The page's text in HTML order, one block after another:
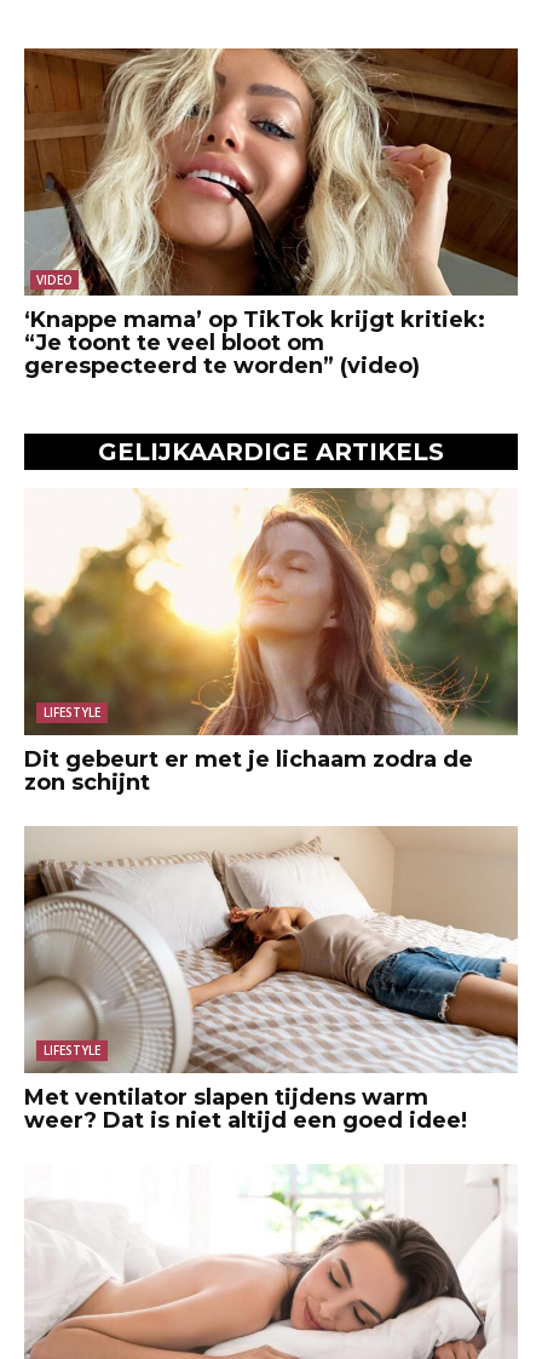
VIDEO
‘Knappe mama’ op TikTok krijgt kritiek:
“Je toont te veel bloot om
gerespecteerd te worden” (video)
GELIJKAARDIGE ARTIKELS
LIFESTYLE
Dit gebeurt er met je lichaam zodra de
zon schijnt
LIFESTYLE
Met ventilator slapen tijdens warm
weer? Dat is niet altijd een goed idee!